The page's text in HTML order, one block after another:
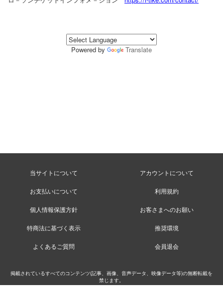
Powered by Translate
当サイトについて アカウントについて
お支払いについて 利用規約
個人情報保護方針 お客さまへのお願い
特商法に基づく表示 推奨環境
よくあるご質問 会員退会
掲載されているすべてのコンテンツ(記事、画像、音声データ、映像データ等)の無断転載を
禁じます。